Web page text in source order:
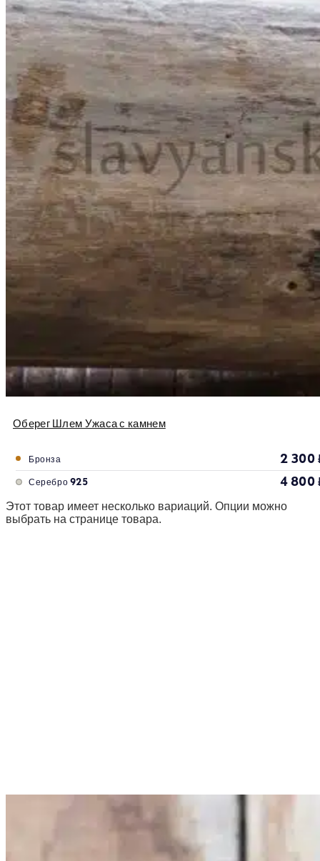
Оберег Шлем Ужаса с камнем
Бронза 2 300
Серебро 925 4 800
Этот товар имеет несколько вариаций. Опции можно
выбрать на странице товара.